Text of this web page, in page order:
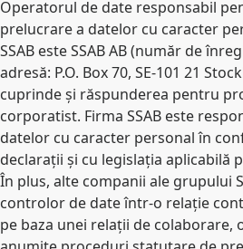
Operatorul de date responsabil
prelucrare a datelor cu caracter
SSAB este SSAB AB (număr de
adresă: P.O. Box 70, SE-101 21
cuprinde și răspunderea pentru
corporatist. Firma SSAB este
datelor cu caracter personal în
declarații și cu legislația aplicabilă
În plus, alte companii ale grupului
controlor de date într-o relație
pe baza unei relații de colaborare,